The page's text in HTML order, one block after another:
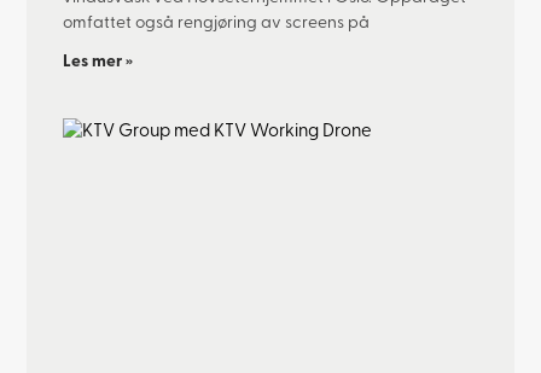
omfattet også rengjøring av screens på
Les mer »